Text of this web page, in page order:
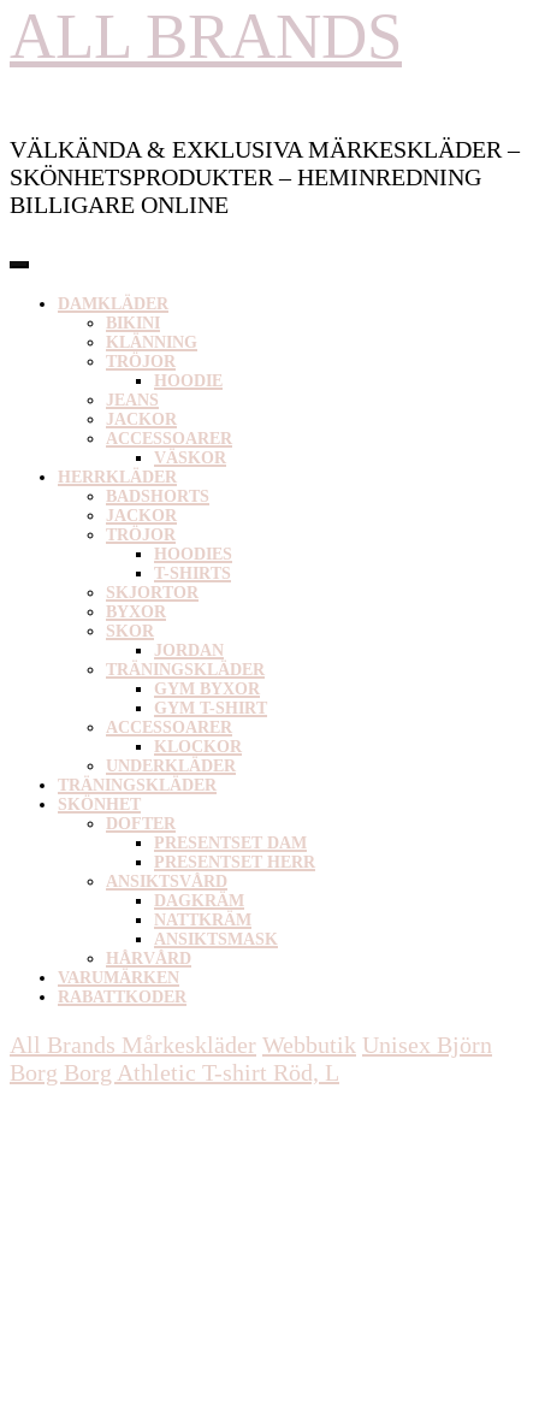
ALL BRANDS
VÄLKÄNDA & EXKLUSIVA MÄRKESKLÄDER –
SKÖNHETSPRODUKTER – HEMINREDNING
BILLIGARE ONLINE
DAMKLÄDER
BIKINI
KLÄNNING
TRÖJOR
HOODIE
JEANS
JACKOR
ACCESSOARER
VÄSKOR
HERRKLÄDER
BADSHORTS
JACKOR
TRÖJOR
HOODIES
T-SHIRTS
SKJORTOR
BYXOR
SKOR
JORDAN
TRÄNINGSKLÄDER
GYM BYXOR
GYM T-SHIRT
ACCESSOARER
KLOCKOR
UNDERKLÄDER
TRÄNINGSKLÄDER
SKÖNHET
DOFTER
PRESENTSET DAM
PRESENTSET HERR
ANSIKTSVÅRD
DAGKRÄM
NATTKRÄM
ANSIKTSMASK
HÅRVÅRD
VARUMÄRKEN
RABATTKODER
All Brands Mårkeskläder Webbutik Unisex Björn
Borg Borg Athletic T-shirt Röd, L